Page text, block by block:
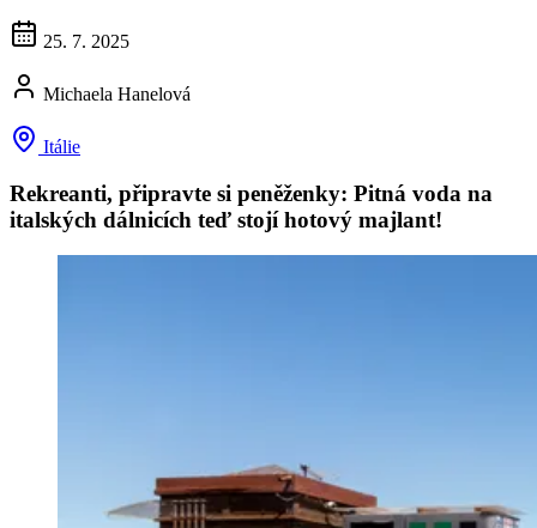
25. 7. 2025
Michaela Hanelová
Itálie
Rekreanti, připravte si peněženky: Pitná voda na
italských dálnicích teď stojí hotový majlant!